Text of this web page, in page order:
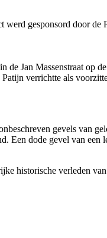
werd gesponsord door
de Jan Massenstraat op
verrichtte als
gevels van
Een dode gevel van
historische verleden
Van